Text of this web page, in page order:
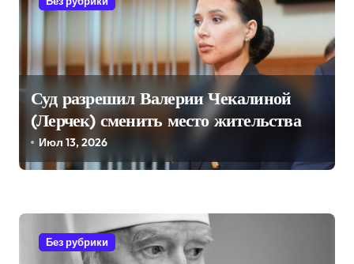
и
я
п
о
п
с
Суд разрешил Валерии Чекалиной
(Лерчек) сменить место жительства
Июл 13, 2026
Без рубрики